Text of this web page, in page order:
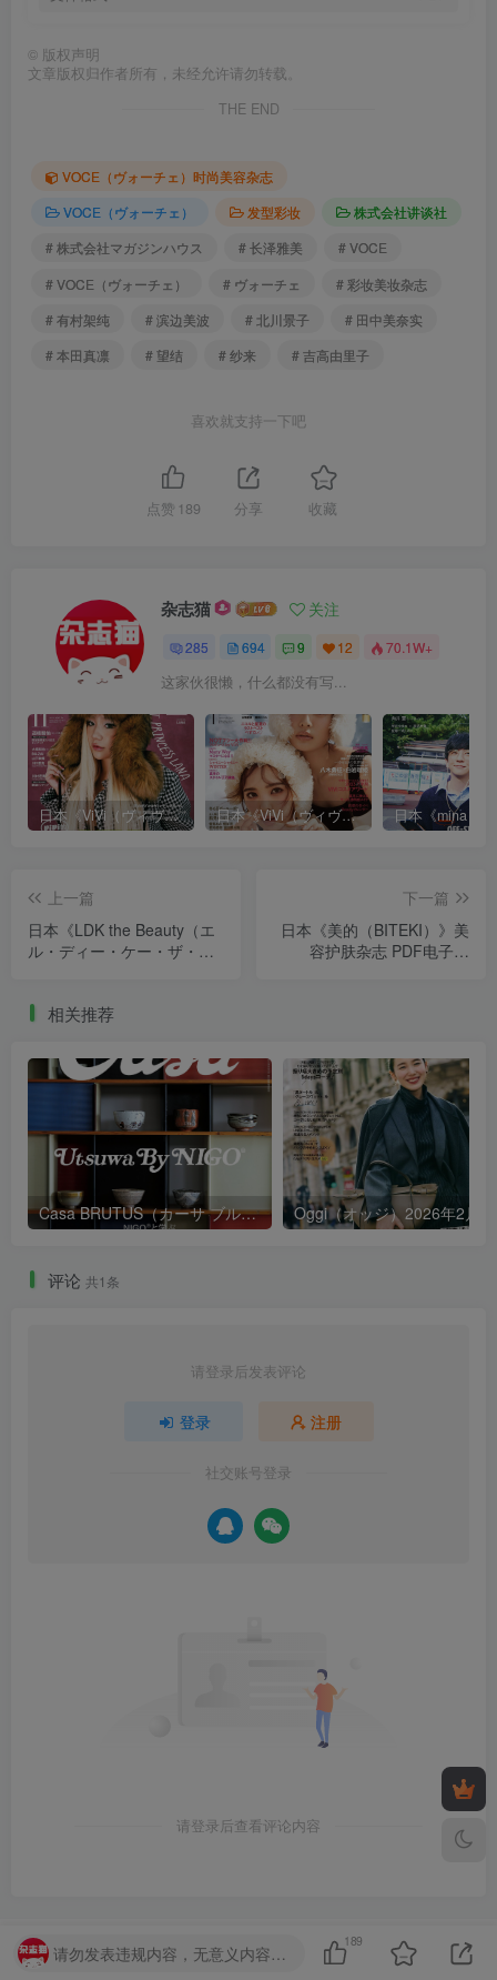
© 版权声明
文章版权归作者所有，未经允许请勿转载。
THE END
VOCE（ヴォーチェ）时尚美容杂志
VOCE（ヴォーチェ）
发型彩妆
株式会社讲谈社
# 株式会社マガジンハウス
# 长泽雅美
# VOCE
# VOCE（ヴォーチェ）
# ヴォーチェ
# 彩妆美妆杂志
# 有村架纯
# 滨边美波 # 北川景子
# 田中美奈实
# 本田真凛
# 望结 # 纱来 # 吉高由里子
喜欢就支持一下吧
点赞 189 分享 收藏
杂志猫 关注
285 694 9 12 70.1W+
这家伙很懒，什么都没有写...
日本《ViVi（ヴィヴィ）》女性流行时尚杂志 PDF电子版【2025年·全年订阅】 日本《ViVi（ヴィヴィ）》女性流行时尚杂志 PDF电子版【2024年·全年订阅】
上一篇
日本《LDK the Beauty（エ
ル・ディー・ケー・ザ・ビ
·全年订阅】
下一篇
日本《美的（BITEKI）》美
容护肤杂志 PDF电子版
相关推荐
Casa BRUTUS（カーサ ブルータス）2026年度合集 Oggi（オッジ）2026年2月号
评论 共1条
请登录后发表评论
登录 注册
社交账号登录
请登录后查看评论内容
杂志猫请勿发表违规内容，无意义内容。~~o( =∩ω∩= )m
189